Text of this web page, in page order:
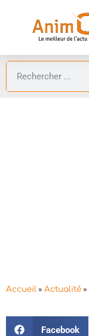
Accueil » Actualité »
Facebook